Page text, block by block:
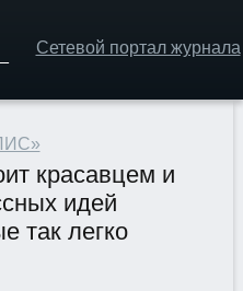
Сетевой портал журнала
красавцем и
идей
так легко